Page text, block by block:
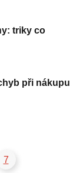
triky co
při nákupu
7